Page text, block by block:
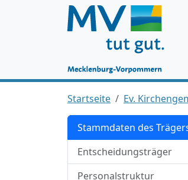
Startseite Ev.
Stammdaten des
Entscheidungsträger
Personalstruktur